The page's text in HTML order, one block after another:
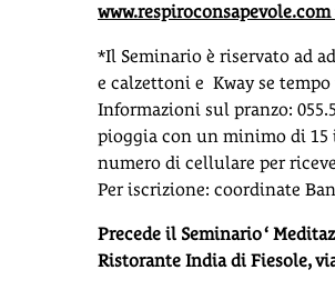
www.respiroconsapevole.com
*Il Seminario è riservato ad
e calzettoni e Kway se
Informazioni sul pranzo:
pioggia con un minimo di 15
numero di cellulare per
Per iscrizione: coordinate
Precede il Seminario ‘
Ristorante India di Fiesole,